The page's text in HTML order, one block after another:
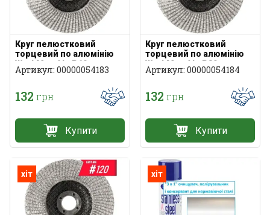
Круг пелюстковий
торцевий по алюмінію
WorkMan Alu P60
Артикул: 00000054183
132 грн
Купити
Круг пелюстковий
торцевий по алюмінію
WorkMan Alu P80
Артикул: 00000054184
132 грн
Купити
хіт хіт